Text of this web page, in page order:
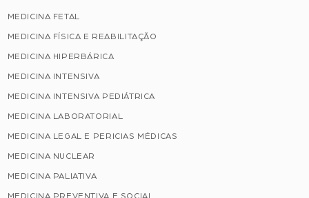
MEDICINA FETAL
MEDICINA FÍSICA E REABILITAÇÃO
MEDICINA HIPERBÁRICA
MEDICINA INTENSIVA
MEDICINA INTENSIVA PEDIÁTRICA
MEDICINA LABORATORIAL
MEDICINA LEGAL E PERICIAS MÉDICAS
MEDICINA NUCLEAR
MEDICINA PALIATIVA
MEDICINA PREVENTIVA E SOCIAL